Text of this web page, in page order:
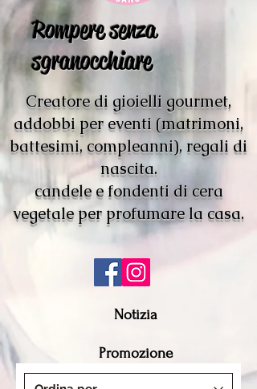
Rompere senza
sgranocchiare
Creatore di gioielli gourmet,
addobbi per eventi (matrimoni,
battesimi, compleanni), regali di
nascita.
candele e fondenti di cera
vegetale per profumare la casa.
Notizia
Promozione